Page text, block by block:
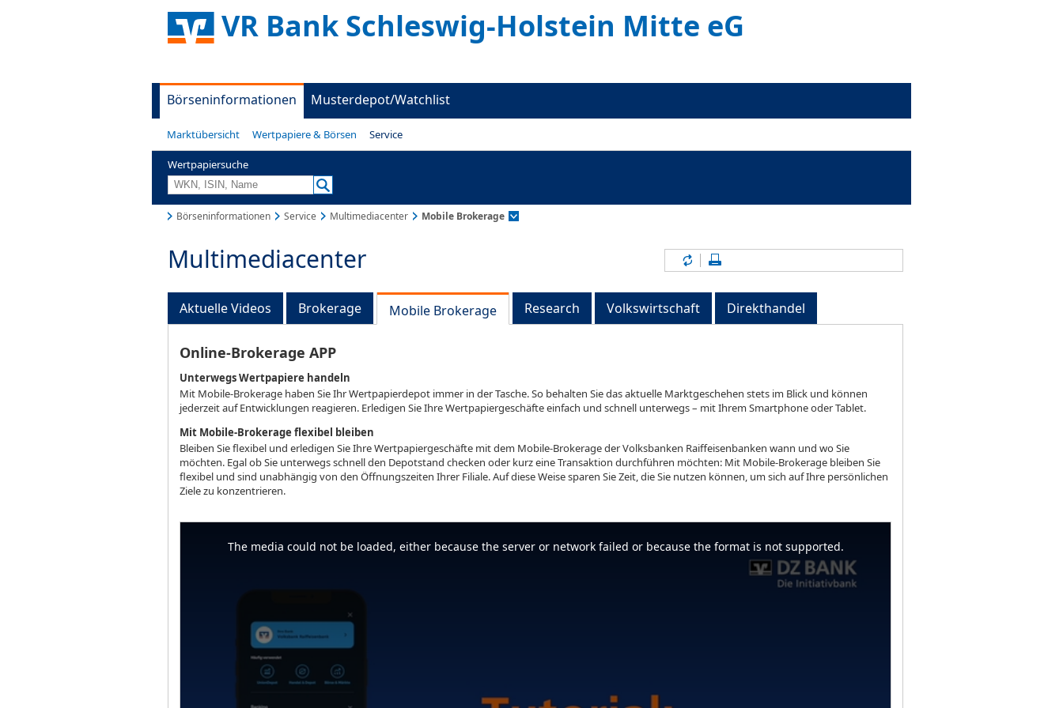
VR Bank Schleswig-Holstein Mitte eG
Börseninformationen Musterdepot/Watchlist
Marktübersicht Wertpapiere & Börsen Service
Wertpapiersuche
Börseninformationen Service Multimediacenter Mobile Brokerage
Multimediacenter Inhalte aktualisieren
Aktuelle Videos Brokerage Mobile Brokerage Research Volkswirtschaft Direkthandel
Online-Brokerage APP
Unterwegs Wertpapiere handeln
Mit Mobile-Brokerage haben Sie Ihr Wertpapierdepot immer in der Tasche. So behalten Sie das aktuelle Marktgeschehen stets im Blick und können
jederzeit auf Entwicklungen reagieren. Erledigen Sie Ihre Wertpapiergeschäfte einfach und schnell unterwegs – mit Ihrem Smartphone oder Tablet.
Mit Mobile-Brokerage flexibel bleiben
Bleiben Sie flexibel und erledigen Sie Ihre Wertpapiergeschäfte mit dem Mobile-Brokerage der Volksbanken Raiffeisenbanken wann und wo Sie
möchten. Egal ob Sie unterwegs schnell den Depotstand checken oder kurz eine Transaktion durchführen möchten: Mit Mobile-Brokerage bleiben Sie
flexibel und sind unabhängig von den Öffnungszeiten Ihrer Filiale. Auf diese Weise sparen Sie Zeit, die Sie nutzen können, um sich auf Ihre persönlichen
Ziele zu konzentrieren.
The media could not be loaded, either because the server or network failed or because the format is not supported.